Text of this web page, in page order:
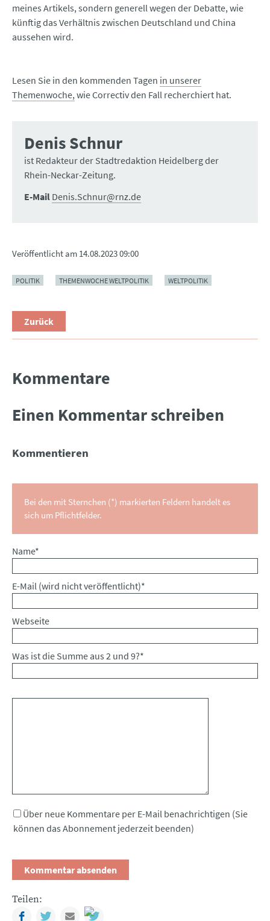
meines Artikels, sondern generell wegen der Debatte, wie
künftig das Verhältnis zwischen Deutschland und China
aussehen wird.
Lesen Sie in den kommenden Tagen in unserer
Themenwoche, wie Correctiv den Fall recherchiert hat.
Denis Schnur
ist Redakteur der Stadtredaktion Heidelberg der
Rhein-Neckar-Zeitung.
E-Mail Denis.Schnur@rnz.de
Veröffentlicht am 14.08.2023 09:00
POLITIK THEMENWOCHE WELTPOLITIK WELTPOLITIK
Zurück
Kommentare
Einen Kommentar schreiben
Kommentieren
Bei den mit Sternchen (*) markierten Feldern handelt es
sich um Pflichtfelder.
Pflichtfeld
Name*
Pflichtfeld
E-Mail (wird nicht veröffentlicht)*
Webseite
Was ist die Summe aus 2 und 9?*
Über neue Kommentare per E-Mail benachrichtigen (Sie
können das Abonnement jederzeit beenden)
Teilen:
FacebookTwitterMail